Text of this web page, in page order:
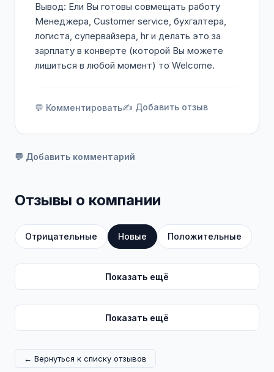
Вывод: Ели Вы готовы совмещать работу
Менеджера, Customer service, бухгалтера,
логиста, супервайзера, hr и делать это за
зарплату в конверте (которой Вы можете
лишиться в любой момент) то Welcome.
💬 Комментировать✍️ Добавить отзыв
💬 Добавить комментарий
Отзывы о компании
Отрицательные Новые Положительные
Показать ещё
Показать ещё
← Вернуться к списку отзывов